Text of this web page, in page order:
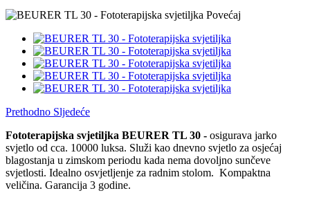
Povećaj
Prethodno Sljedeće
Fototerapijska svjetiljka BEURER TL 30 - osigurava jarko
svjetlo od cca. 10000 luksa. Služi kao dnevno svjetlo za osjećaj
blagostanja u zimskom periodu kada nema dovoljno sunčeve
svjetlosti. Idealno osvjetljenje za radnim stolom. Kompaktna
veličina. Garancija 3 godine.